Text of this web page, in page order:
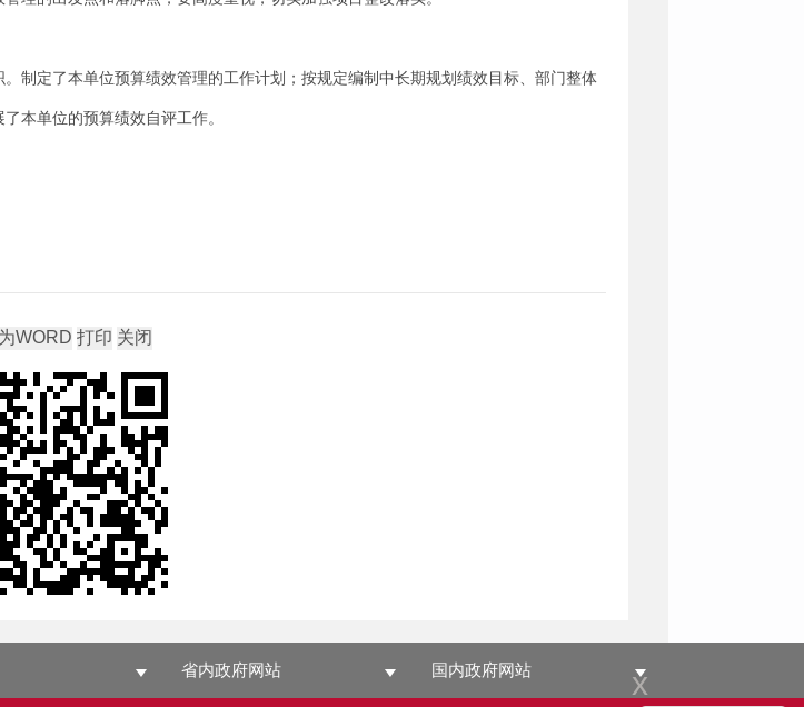
x
制定了本单位预算绩效管理的工作计划；按规定编制中长期规划绩效目标、部门整体
本单位的预算绩效自评工作。
省内政府网站 国内政府网站